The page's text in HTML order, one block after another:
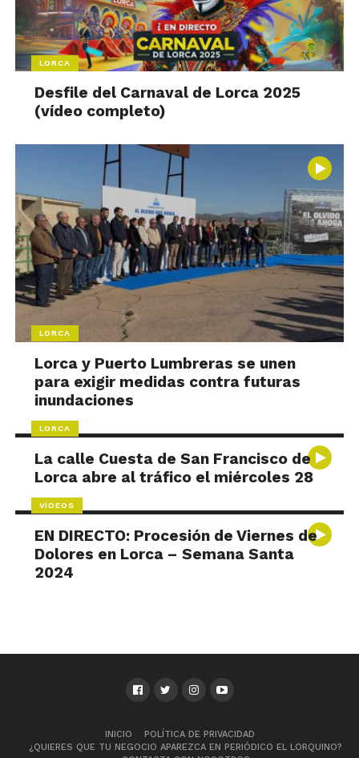
LORCA
Desfile del Carnaval de Lorca 2025
(vídeo completo)
LORCA
Lorca y Puerto Lumbreras se unen
para exigir medidas contra futuras
inundaciones
LORCA
La calle Cuesta de San Francisco de
Lorca abre al tráfico el miércoles 28
VÍDEOS
EN DIRECTO: Procesión de Viernes de
Dolores en Lorca – Semana Santa
2024
INICIO
POLÍTICA DE PRIVACIDAD
¿QUIERES QUE TU NEGOCIO APAREZCA EN PERIÓDICO EL LORQUINO?